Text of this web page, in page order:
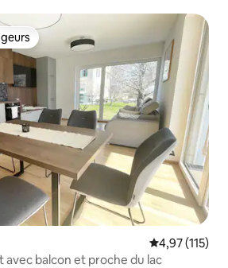
Note
4,97 (115)
balcon et proche du lac